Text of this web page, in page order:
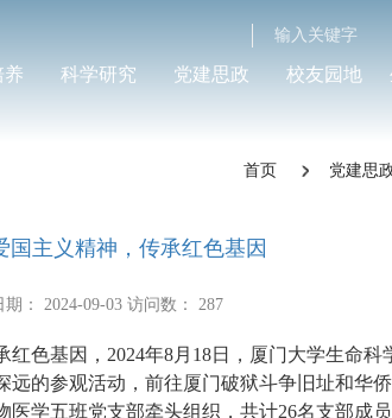
养 科学研究 党建思政 校友园地
首页 党建思
国主义精神，传承红色基因
期： 2024-09-03 访问数： 287
色基因，2024年8月18日，厦门大学生命科
的参观活动，前往厦门破狱斗争旧址和华
学五班党支部牵头组织，共计26名支部成员